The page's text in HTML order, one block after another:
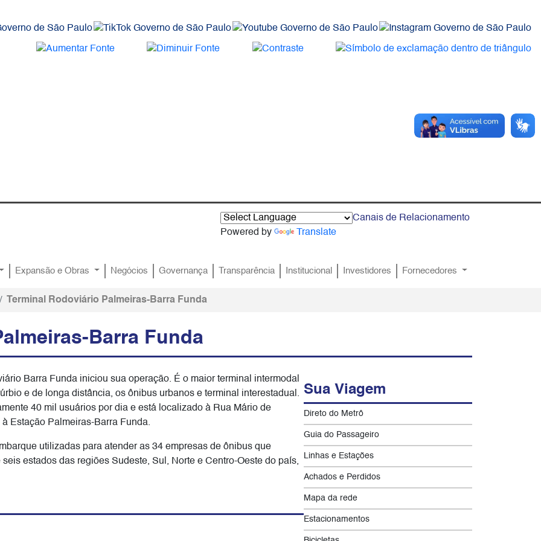
Powered by Translate
Canais de Relacionamento
Expansão e Obras Negócios Governança Transparência Institucional Investidores Fornecedores
Terminal Rodoviário Palmeiras-Barra Funda
Barra Funda
Barra Funda iniciou sua operação. É o maior terminal intermodal
e de longa distância, os ônibus urbanos e terminal interestadual.
40 mil usuários por dia e está localizado à Rua Mário de
Estação Palmeiras-Barra Funda.
utilizadas para atender as 34 empresas de ônibus que
estados das regiões Sudeste, Sul, Norte e Centro-Oeste do país,
Sua Viagem
Direto do Metrô
Guia do Passageiro
Linhas e Estações
Achados e Perdidos
Mapa da rede
Estacionamentos